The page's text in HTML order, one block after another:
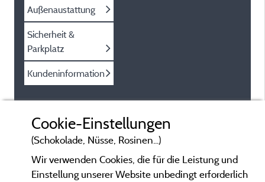
Außenaustattung
Sicherheit &
Parkplatz
Kundeninformation
Cookie-Einstellungen
(Schokolade, Nüsse, Rosinen...)
Wir verwenden Cookies, die für die Leistung und
Einstellung unserer Website unbedingt erforderlich